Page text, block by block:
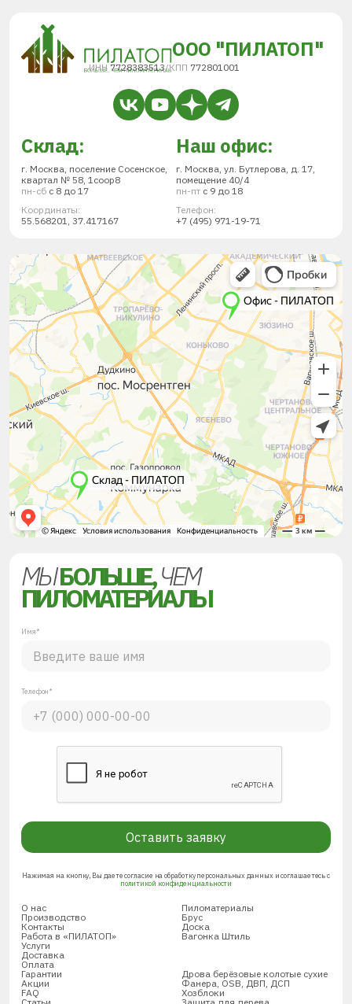
ООО "ПИЛАТОП"
ИНН 7728383513/КПП 772801001
Склад:
г. Москва, поселение Сосенское,
квартал № 58, 1соор8
пн-сб с 8 до 17
Координаты:
55.568201, 37.417167
Наш офис:
г. Москва, ул. Бутлерова, д. 17,
помещение 40/4
пн-пт с 9 до 18
Телефон:
+7 (495) 971-19-71
МЫБОЛЬШЕ,ЧЕМ
ПИЛОМАТЕРИАЛЫ
Имя*
Телефон*
Оставить заявку
Нажимая на кнопку, Вы даете согласие на обработку персональных данных и соглашаетесь с
политикой конфиденциальности
О нас
Производство
Контакты
Работа в «ПИЛАТОП»
Услуги
Доставка
Оплата
Гарантии
Акции
FAQ
Пиломатериалы
Брус
Доска
Вагонка Штиль
Дрова берёзовые колотые сухие
Фанера, OSB, ДВП, ДСП
Хозблоки